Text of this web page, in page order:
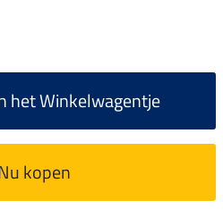
het Winkelwagentje
kopen